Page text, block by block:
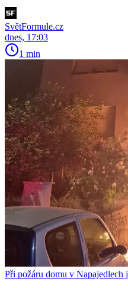
SvětFormule.cz
dnes, 17:03
1 min
Při požáru domu v Napajedlech